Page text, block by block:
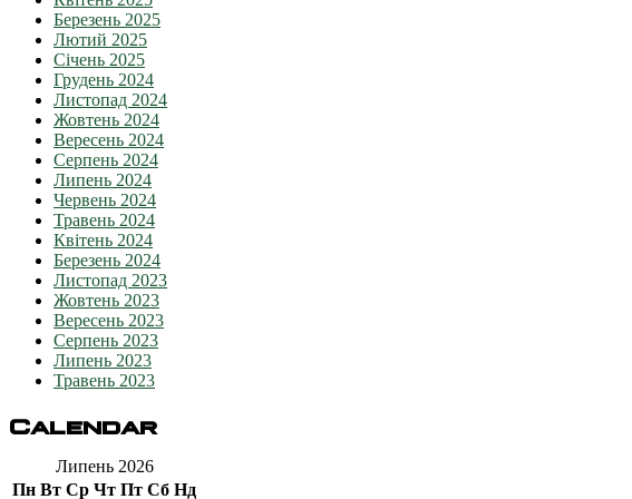
Березень 2025
Лютий 2025
Січень 2025
Грудень 2024
Листопад 2024
Жовтень 2024
Вересень 2024
Серпень 2024
Липень 2024
Червень 2024
Травень 2024
Квітень 2024
Березень 2024
Листопад 2023
Жовтень 2023
Вересень 2023
Серпень 2023
Липень 2023
Травень 2023
Calendar
Липень 2026
Пн Вт Ср Чт Пт Сб Нд